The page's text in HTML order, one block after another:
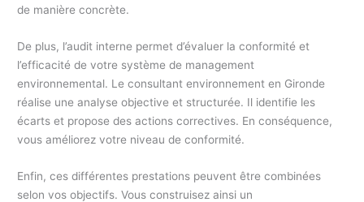
de manière concrète.
De plus, l’audit interne permet d’évaluer la conformité et
l’efficacité de votre système de management
environnemental. Le consultant environnement en Gironde
réalise une analyse objective et structurée. Il identifie les
écarts et propose des actions correctives. En conséquence,
vous améliorez votre niveau de conformité.
Enfin, ces différentes prestations peuvent être combinées
selon vos objectifs. Vous construisez ainsi un